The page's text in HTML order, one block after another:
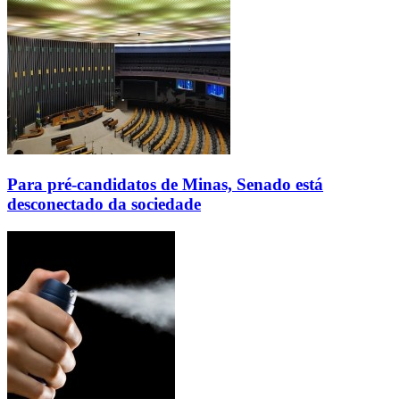
Para pré-candidatos de Minas, Senado está
desconectado da sociedade